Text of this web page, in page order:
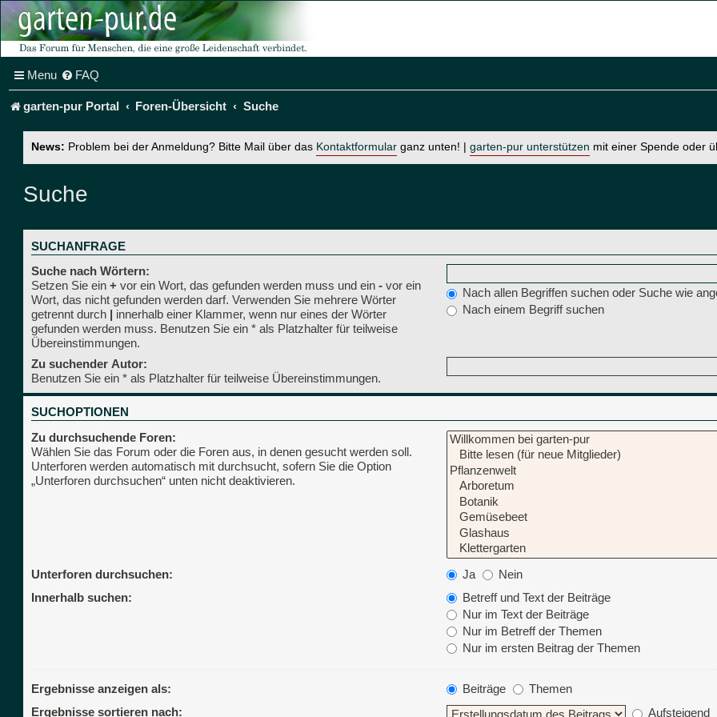
Menu FAQ
garten-pur Portal Foren-Übersicht Suche
News: Problem bei der Anmeldung? Bitte Mail über das Kontaktformular ganz unten! | garten-pur unterstützen mit einer Spende oder
Suche
SUCHANFRAGE
Suche nach Wörtern:
Setzen Sie ein + vor ein Wort, das gefunden werden muss und ein - vor ein
Wort, das nicht gefunden werden darf. Verwenden Sie mehrere Wörter
getrennt durch | innerhalb einer Klammer, wenn nur eines der Wörter
gefunden werden muss. Benutzen Sie ein * als Platzhalter für teilweise
Übereinstimmungen.
Nach allen Begriffen suchen oder Suche wie
Nach einem Begriff suchen
Zu suchender Autor:
Benutzen Sie ein * als Platzhalter für teilweise Übereinstimmungen.
SUCHOPTIONEN
Zu durchsuchende Foren:
Wählen Sie das Forum oder die Foren aus, in denen gesucht werden soll.
Unterforen werden automatisch mit durchsucht, sofern Sie die Option
„Unterforen durchsuchen“ unten nicht deaktivieren.
Unterforen durchsuchen: Ja
Nein
Innerhalb suchen:
Betreff und Text der Beiträge
Nur im Text der Beiträge
Nur im Betreff der Themen
Nur im ersten Beitrag der Themen
Ergebnisse anzeigen als: Beiträge
Themen
Ergebnisse sortieren nach:
Aufsteigend